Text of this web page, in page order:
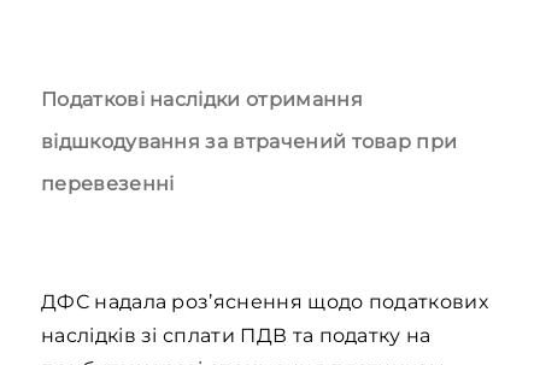
Податкові наслідки отримання
відшкодування за втрачений товар при
перевезенні
ДФС надала роз’яснення щодо податкових
наслідків зі сплати ПДВ та податку на